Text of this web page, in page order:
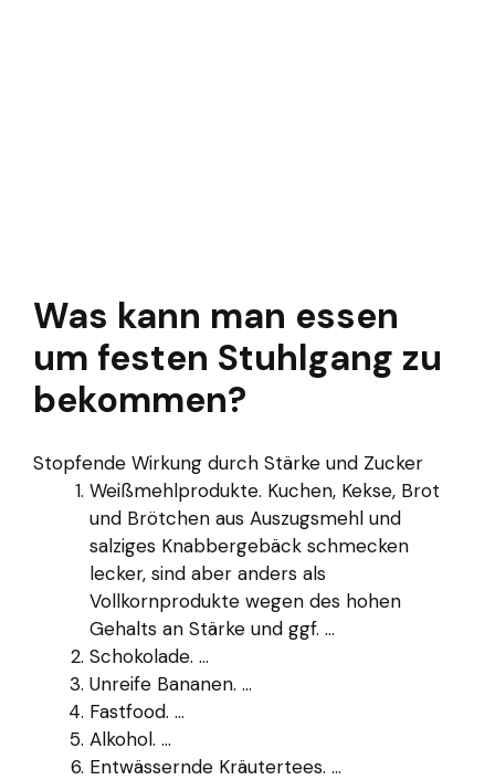
Was kann man essen
um festen Stuhlgang zu
bekommen?
Stopfende Wirkung durch Stärke und Zucker
Weißmehlprodukte. Kuchen, Kekse, Brot
und Brötchen aus Auszugsmehl und
salziges Knabbergebäck schmecken
lecker, sind aber anders als
Vollkornprodukte wegen des hohen
Gehalts an Stärke und ggf. ...
Schokolade. ...
Unreife Bananen. ...
Fastfood. ...
Alkohol. ...
Entwässernde Kräutertees. ...